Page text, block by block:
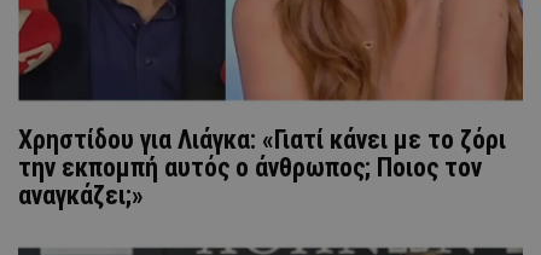
Χρηστίδου για Λιάγκα: «Γιατί κάνει με το ζόρι
την εκπομπή αυτός ο άνθρωπος; Ποιος τον
αναγκάζει;»